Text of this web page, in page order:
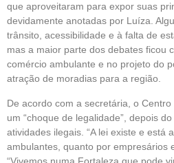
que aproveitaram para expor suas
devidamente anotadas por Luíza.
trânsito, acessibilidade e à falta de
mas a maior parte dos debates ficou
comércio ambulante e no projeto do
atração de moradias para a região.
De acordo com a secretária, o
um “choque de legalidade”, depois
atividades ilegais. “A lei existe e está
ambulantes, quanto por empresários